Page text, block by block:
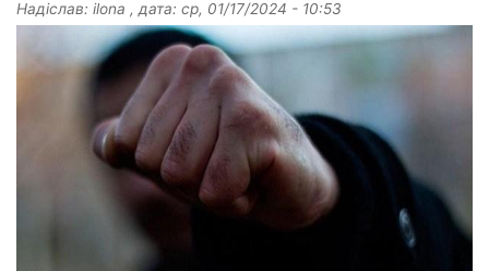
Надіслав: ilona , дата: ср, 01/17/2024 - 10:53